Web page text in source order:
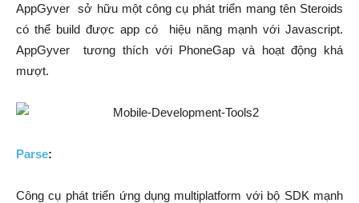
AppGyver sở hữu một công cụ phát triển mang tên Steroids
có thể build được app có hiệu năng mạnh với Javascript.
AppGyver tương thích với PhoneGap và hoạt động khá
mượt.
Parse:
Công cụ phát triển ứng dụng multiplatform với bộ SDK mạnh